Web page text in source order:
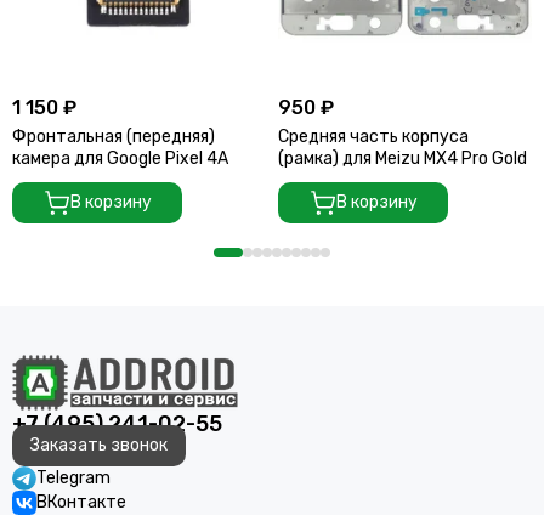
1 150 ₽
Фронтальная (передняя)
камера для Google Pixel 4A
В корзину
950 ₽
Средняя часть корпуса
(рамка) для Meizu MX4 Pro Gold
В корзину
+7 (495) 241-02-55
Заказать звонок
Telegram
ВКонтакте